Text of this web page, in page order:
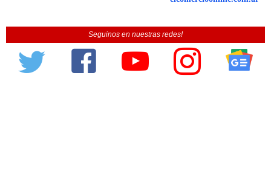
Seguinos en nuestras redes!